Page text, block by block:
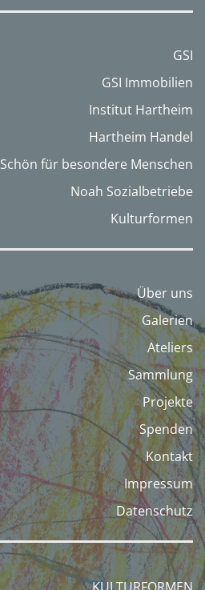
GSI
GSI Immobilien
Institut Hartheim
Hartheim Handel
Schön für besondere Menschen
Noah Sozialbetriebe
Kulturformen
Über uns
Galerien
Ateliers
Sammlung
Projekte
Spenden
Kontakt
Impressum
Datenschutz